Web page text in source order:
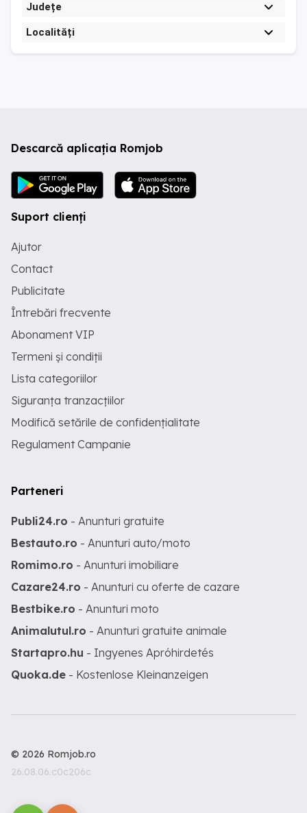
Județe
Localități
Descarcă aplicația Romjob
Suport clienți
Ajutor
Contact
Publicitate
Întrebări frecvente
Abonament VIP
Termeni și condiții
Lista categoriilor
Siguranța tranzacțiilor
Modifică setările de confidențialitate
Regulament Campanie
Parteneri
Publi24.ro - Anunturi gratuite
Bestauto.ro - Anunturi auto/moto
Romimo.ro - Anunturi imobiliare
Cazare24.ro - Anunturi cu oferte de cazare
Bestbike.ro - Anunturi moto
Animalutul.ro - Anunturi gratuite animale
Startapro.hu - Ingyenes Apróhirdetés
Quoka.de - Kostenlose Kleinanzeigen
© 2026 Romjob.ro
26.08.06.c0c206c